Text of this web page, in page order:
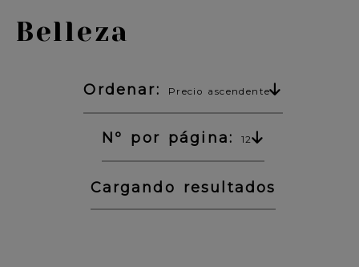
Belleza
Ordenar: Precio ascendente
Nº por página: 12
Cargando resultados